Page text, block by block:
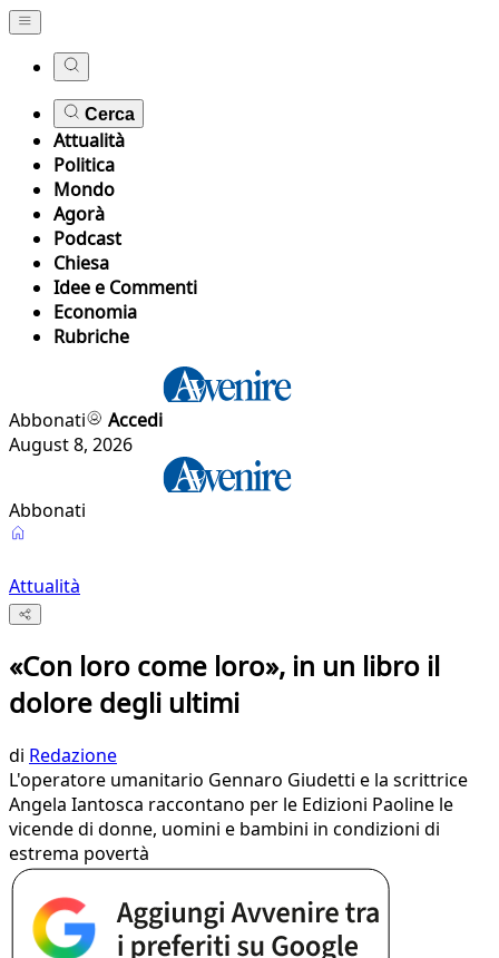
Cerca
Attualità
Politica
Mondo
Agorà
Podcast
Chiesa
Idee e Commenti
Economia
Rubriche
Abbonati
Accedi
August 8, 2026
Abbonati
Attualità
«Con loro come loro», in un libro il
dolore degli ultimi
di Redazione
L'operatore umanitario Gennaro Giudetti e la scrittrice
Angela Iantosca raccontano per le Edizioni Paoline le
vicende di donne, uomini e bambini in condizioni di
estrema povertà